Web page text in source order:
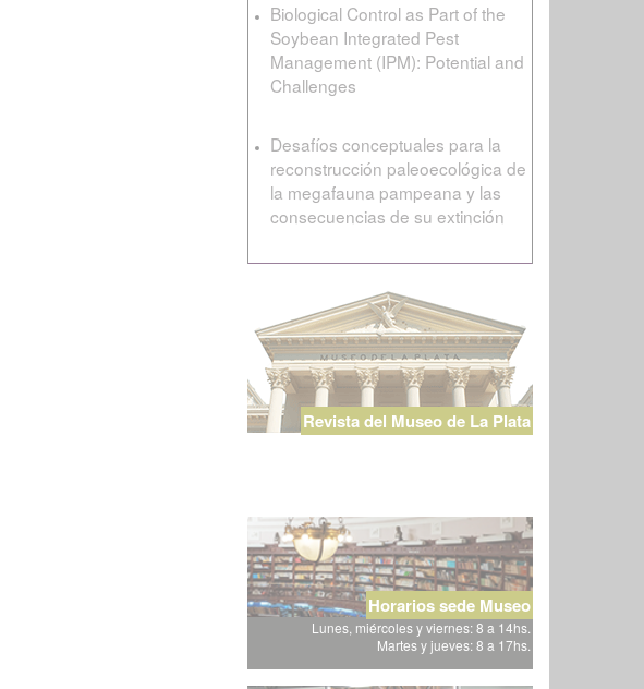
Biological Control as Part of the
Soybean Integrated Pest
Management (IPM): Potential and
Challenges
Desafíos conceptuales para la
reconstrucción paleoecológica de
la megafauna pampeana y las
consecuencias de su extinción
Revista del Museo de La Plata
Horarios sede Museo
Lunes, miércoles y viernes: 8 a 14hs.
Martes y jueves: 8 a 17hs.